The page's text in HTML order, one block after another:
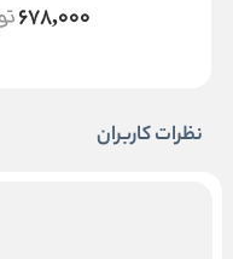
678,000
نظرات کاربران